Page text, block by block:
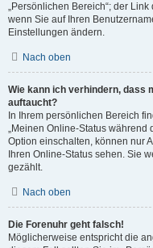
„Persönlichen Bereich“; der
wenn Sie auf Ihren
Einstellungen ändern.
Nach oben
Wie kann ich verhindern, dass
auftaucht?
In Ihrem persönlichen Bereich
„Meinen Online-Status während
Option einschalten, können nur
Ihren Online-Status sehen. Sie
gezählt.
Nach oben
Die Forenuhr geht falsch!
Möglicherweise entspricht die